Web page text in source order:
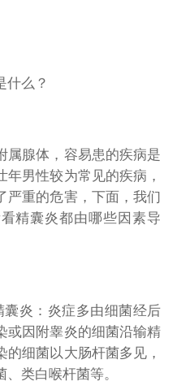
么？
腺体，容易患的疾病是
男性较为常见的疾病，
严重的危害，下面，我们
精囊炎都由哪些因素导
炎：炎症多由细菌经后
或因附睾炎的细菌沿输精
细菌以大肠杆菌多见，
类白喉杆菌等。